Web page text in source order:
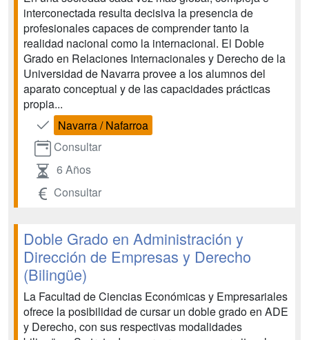
interconectada resulta decisiva la presencia de
profesionales capaces de comprender tanto la
realidad nacional como la internacional. El Doble
Grado en Relaciones Internacionales y Derecho de la
Universidad de Navarra provee a los alumnos del
aparato conceptual y de las capacidades prácticas
propia...
Navarra / Nafarroa
Consultar
6 Años
Consultar
Doble Grado en Administración y
Dirección de Empresas y Derecho
(Bilingüe)
La Facultad de Ciencias Económicas y Empresariales
ofrece la posibilidad de cursar un doble grado en ADE
y Derecho, con sus respectivas modalidades